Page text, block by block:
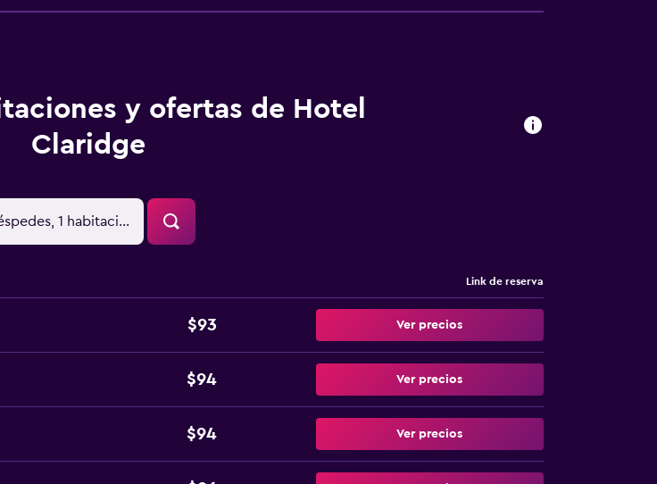
y ofertas de Hotel
Claridge
1 habitación
Link de reserva
$93 Ver precios
$94 Ver precios
$94 Ver precios